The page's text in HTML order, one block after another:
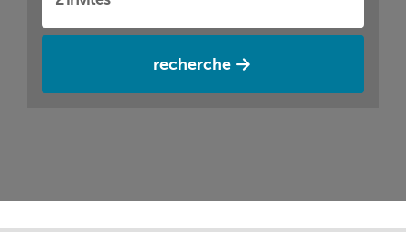
recherche